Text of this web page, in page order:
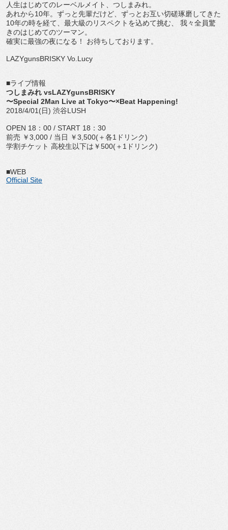
人生はじめてのレーベルメイト、つしまみれ。
あれから10年。ずっと先輩だけど、ずっとお互い切磋琢磨してきた
10年の時を経て、最大級のリスペクトを込めて挑む、 我々全員驚
きのはじめてのツーマン。
確実に最強の夜になる！ お待ちしております。
LAZYgunsBRISKY Vo.Lucy
■ライブ情報
つしまみれ vsLAZYgunsBRISKY
〜Special 2Man Live at Tokyo〜×Beat Happening!
2018/4/01(日) 渋谷LUSH
OPEN 18：00 / START 18：30
前売 ￥3,000 / 当日 ￥3,500(＋各1ドリンク)
学割チケット 高校生以下は￥500(＋1ドリンク)
■WEB
Official Site